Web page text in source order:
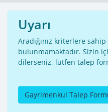
Uyarı
Aradığınız kriterlere
bulunmamaktadır. Sizin
dilerseniz, lütfen talep
Gayrimenkul Talep